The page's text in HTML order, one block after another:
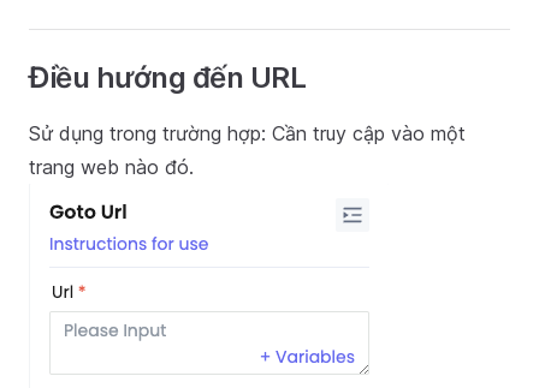
Điều hướng đến URL
Sử dụng trong trường hợp: Cần truy cập vào một
trang web nào đó.